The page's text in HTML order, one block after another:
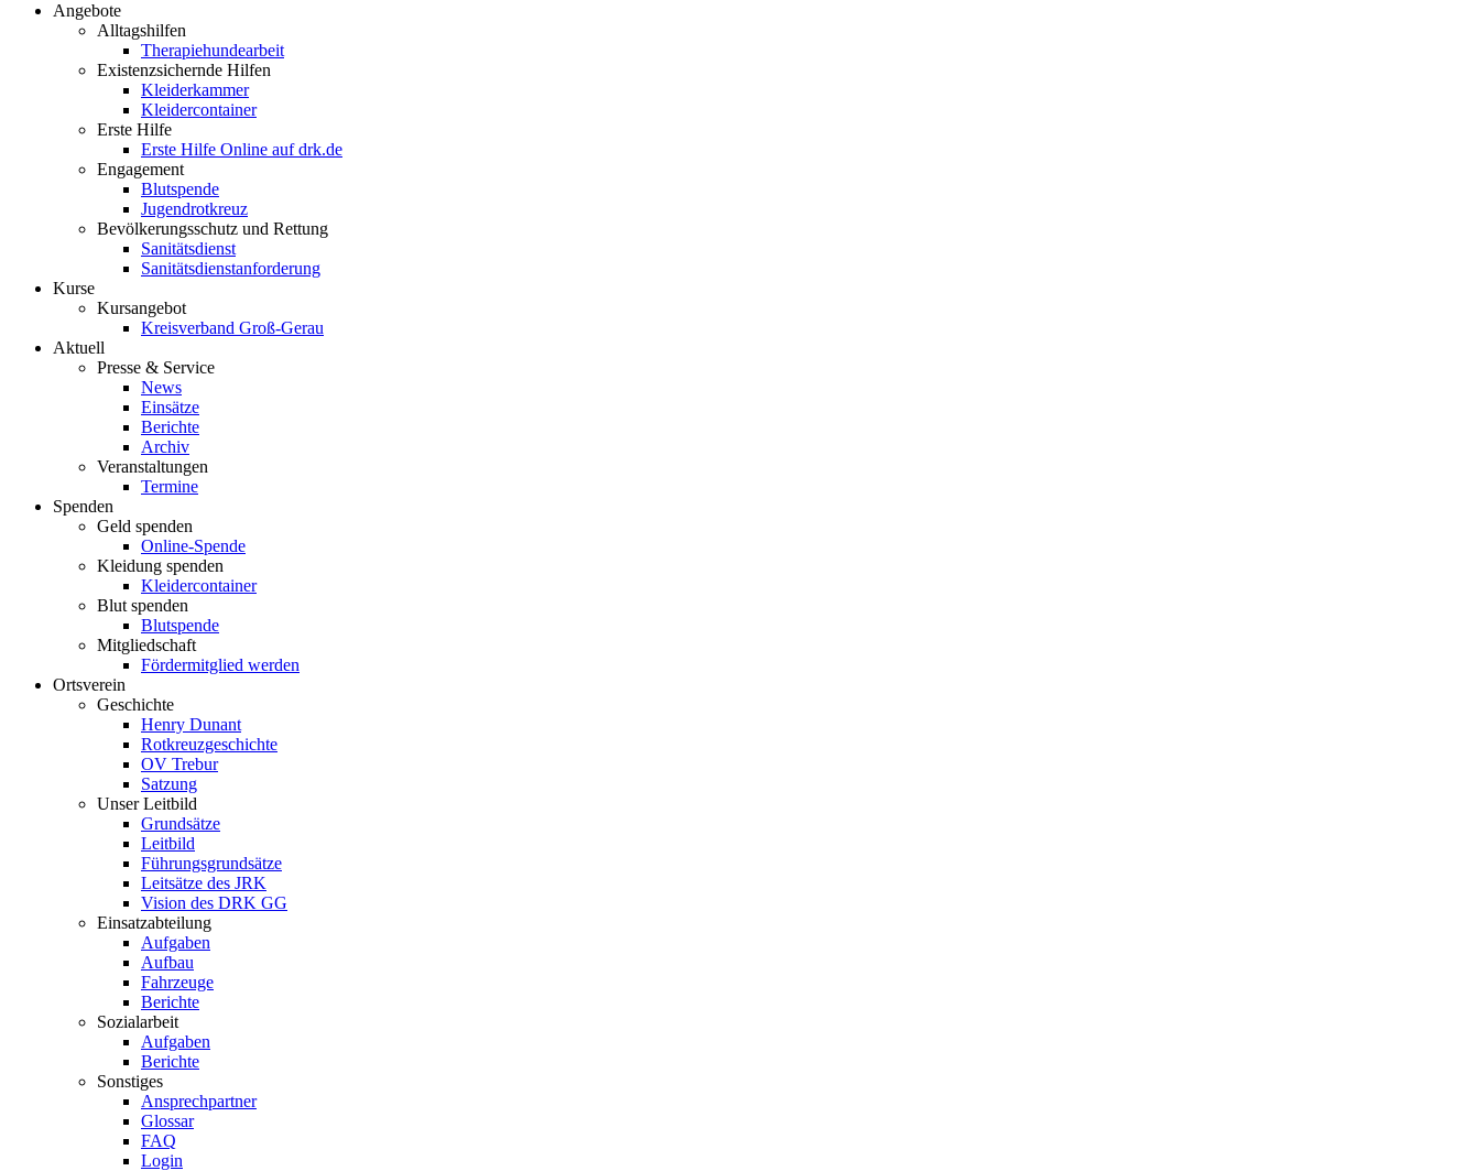
Angebote
Alltagshilfen
Therapiehundearbeit
Existenzsichernde Hilfen
Kleiderkammer
Kleidercontainer
Erste Hilfe
Erste Hilfe Online auf drk.de
Engagement
Blutspende
Jugendrotkreuz
Bevölkerungsschutz und Rettung
Sanitätsdienst
Sanitätsdienstanforderung
Kurse
Kursangebot
Kreisverband Groß-Gerau
Aktuell
Presse & Service
News
Einsätze
Berichte
Archiv
Veranstaltungen
Termine
Spenden
Geld spenden
Online-Spende
Kleidung spenden
Kleidercontainer
Blut spenden
Blutspende
Mitgliedschaft
Fördermitglied werden
Ortsverein
Geschichte
Henry Dunant
Rotkreuzgeschichte
OV Trebur
Satzung
Unser Leitbild
Grundsätze
Leitbild
Führungsgrundsätze
Leitsätze des JRK
Vision des DRK GG
Einsatzabteilung
Aufgaben
Aufbau
Fahrzeuge
Berichte
Sozialarbeit
Aufgaben
Berichte
Sonstiges
Ansprechpartner
Glossar
FAQ
Login